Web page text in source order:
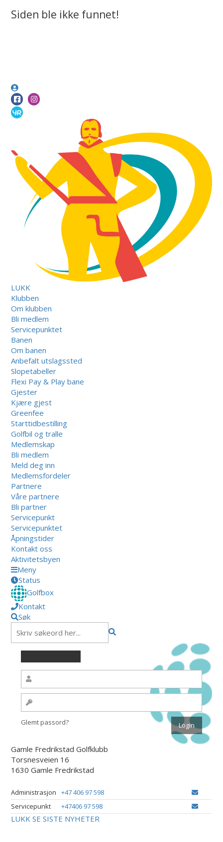
Siden ble ikke funnet!
LUKK
Klubben
Om klubben
Bli medlem
Servicepunktet
Banen
Om banen
Anbefalt utslagssted
Slopetabeller
Flexi Pay & Play bane
Gjester
Kjære gjest
Greenfee
Starttidbestilling
Golfbil og tralle
Medlemskap
Bli medlem
Meld deg inn
Medlemsfordeler
Partnere
Våre partnere
Bli partner
Servicepunkt
Servicepunktet
Åpningstider
Kontakt oss
Aktivitetsbyen
Meny
Status
Golfbox
Kontakt
Søk
Glemt passord?
Gamle Fredrikstad Golfklubb
Torsnesveien 16
1630 Gamle Fredrikstad
Administrasjon
+47 406 97 598
Servicepunkt
+47406 97 598
LUKK SE SISTE NYHETER